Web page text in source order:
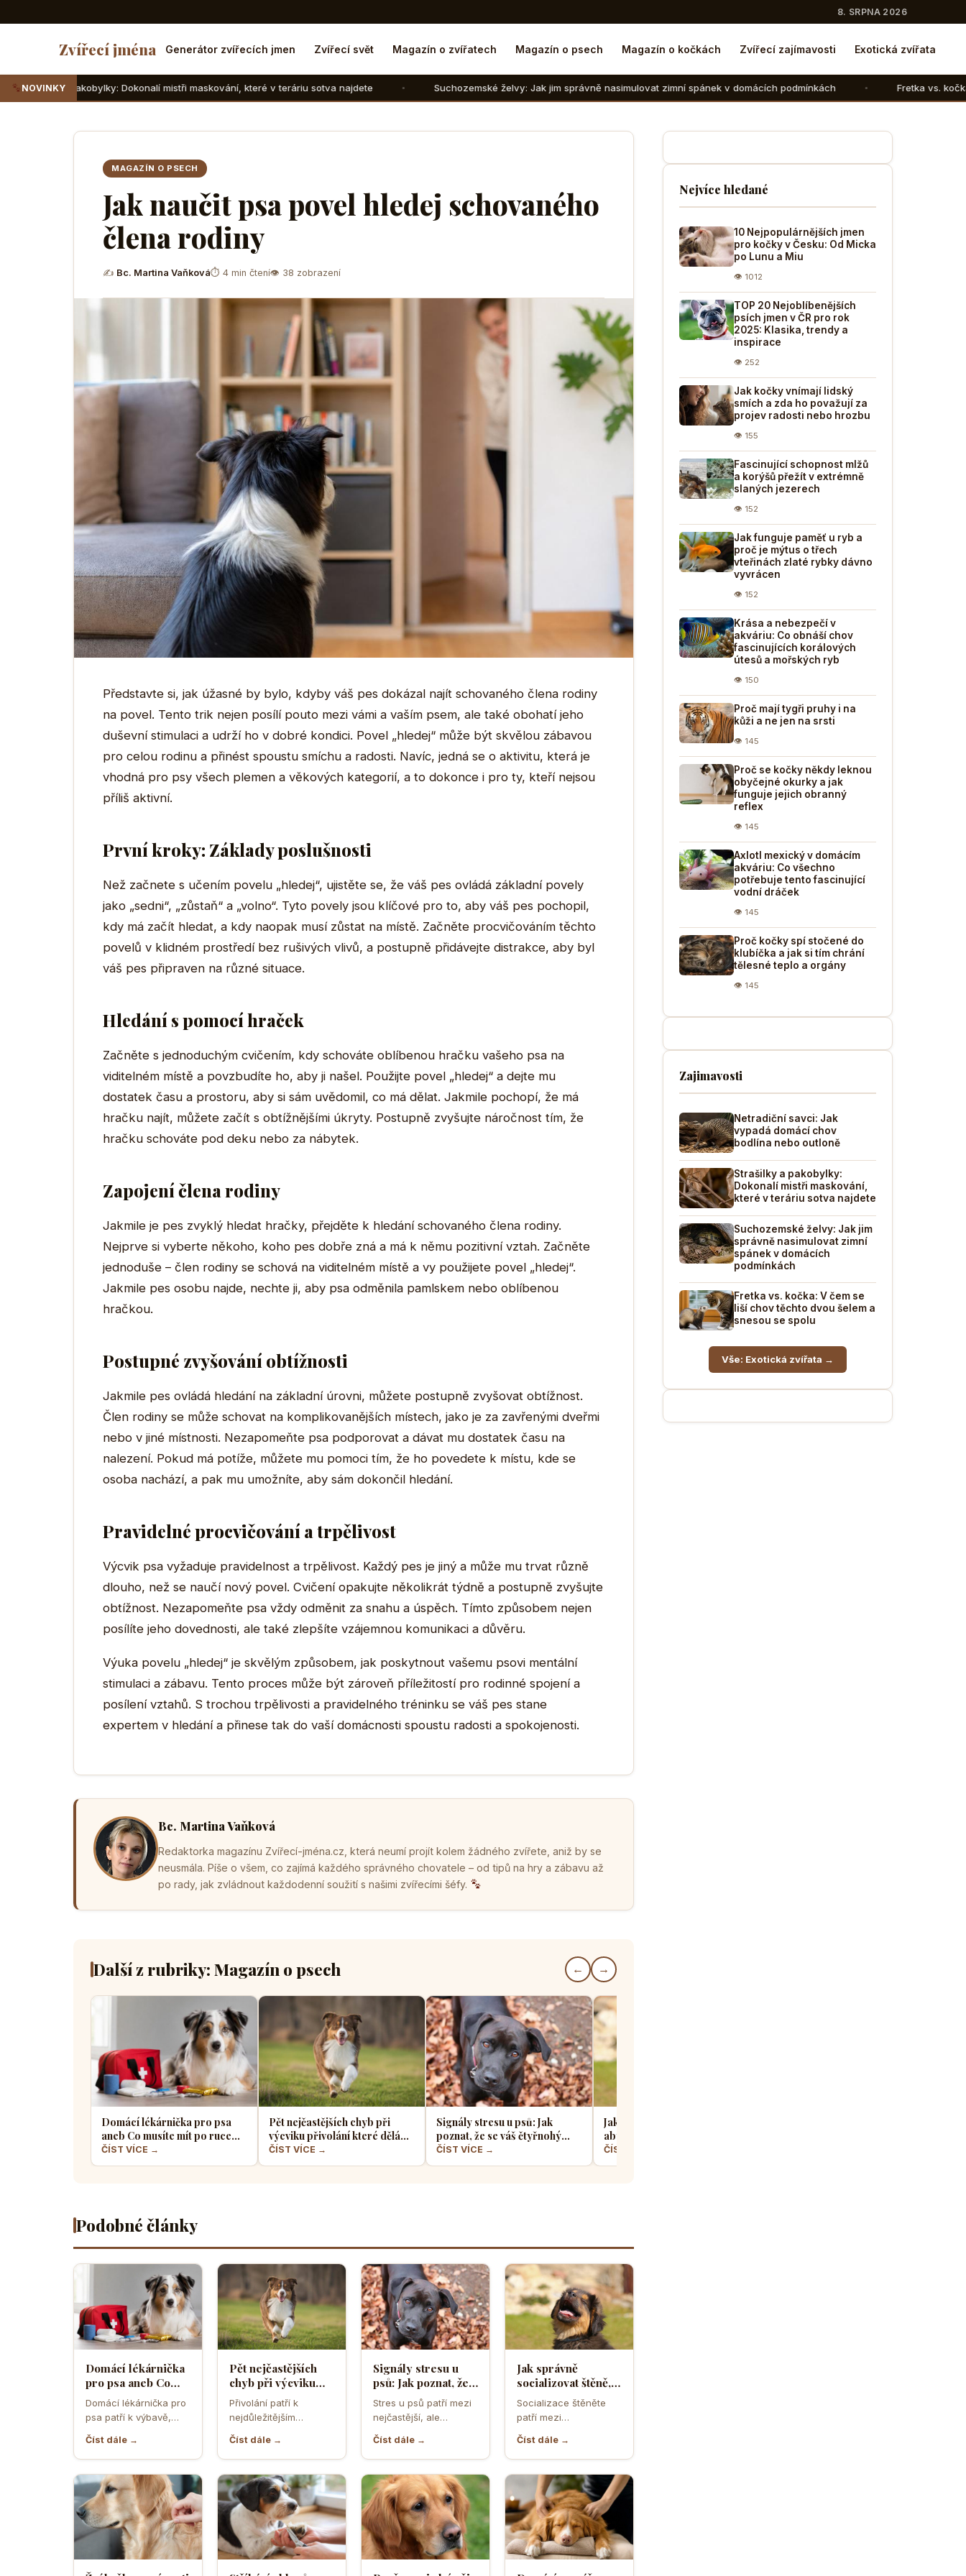
8. SRPNA 2026
Zvířecí jména Generátor zvířecích jmen Zvířecí svět Magazín o zvířatech Magazín o psech Magazín o kočkách Zvířecí zajímavosti Exotická zvířata
NOVINKY
Dokonalí mistři maskování, které v teráriu sotva najdete Suchozemské želvy: Jak jim správně nasimulovat zimní spánek v domácích podmínkách Fretka vs. kočka: V čem se liší
MAGAZÍN O PSECH
Jak naučit psa povel hledej schovaného
člena rodiny
✍ Bc. Martina Vaňková⏱ 4 min čtení👁 38 zobrazení
Představte si, jak úžasné by bylo, kdyby váš pes dokázal najít schovaného člena rodiny
na povel. Tento trik nejen posílí pouto mezi vámi a vaším psem, ale také obohatí jeho
duševní stimulaci a udrží ho v dobré kondici. Povel „hledej“ může být skvělou zábavou
pro celou rodinu a přinést spoustu smíchu a radosti. Navíc, jedná se o aktivitu, která je
vhodná pro psy všech plemen a věkových kategorií, a to dokonce i pro ty, kteří nejsou
příliš aktivní.
První kroky: Základy poslušnosti
Než začnete s učením povelu „hledej“, ujistěte se, že váš pes ovládá základní povely
jako „sedni“, „zůstaň“ a „volno“. Tyto povely jsou klíčové pro to, aby váš pes pochopil,
kdy má začít hledat, a kdy naopak musí zůstat na místě. Začněte procvičováním těchto
povelů v klidném prostředí bez rušivých vlivů, a postupně přidávejte distrakce, aby byl
váš pes připraven na různé situace.
Hledání s pomocí hraček
Začněte s jednoduchým cvičením, kdy schováte oblíbenou hračku vašeho psa na
viditelném místě a povzbudíte ho, aby ji našel. Použijte povel „hledej“ a dejte mu
dostatek času a prostoru, aby si sám uvědomil, co má dělat. Jakmile pochopí, že má
hračku najít, můžete začít s obtížnějšími úkryty. Postupně zvyšujte náročnost tím, že
hračku schováte pod deku nebo za nábytek.
Zapojení člena rodiny
Jakmile je pes zvyklý hledat hračky, přejděte k hledání schovaného člena rodiny.
Nejprve si vyberte někoho, koho pes dobře zná a má k němu pozitivní vztah. Začněte
jednoduše – člen rodiny se schová na viditelném místě a vy použijete povel „hledej“.
Jakmile pes osobu najde, nechte ji, aby psa odměnila pamlskem nebo oblíbenou
hračkou.
Postupné zvyšování obtížnosti
Jakmile pes ovládá hledání na základní úrovni, můžete postupně zvyšovat obtížnost.
Člen rodiny se může schovat na komplikovanějších místech, jako je za zavřenými dveřmi
nebo v jiné místnosti. Nezapomeňte psa podporovat a dávat mu dostatek času na
nalezení. Pokud má potíže, můžete mu pomoci tím, že ho povedete k místu, kde se
osoba nachází, a pak mu umožníte, aby sám dokončil hledání.
Pravidelné procvičování a trpělivost
Výcvik psa vyžaduje pravidelnost a trpělivost. Každý pes je jiný a může mu trvat různě
dlouho, než se naučí nový povel. Cvičení opakujte několikrát týdně a postupně zvyšujte
obtížnost. Nezapomeňte psa vždy odměnit za snahu a úspěch. Tímto způsobem nejen
posílíte jeho dovednosti, ale také zlepšíte vzájemnou komunikaci a důvěru.
Výuka povelu „hledej“ je skvělým způsobem, jak poskytnout vašemu psovi mentální
stimulaci a zábavu. Tento proces může být zároveň příležitostí pro rodinné spojení a
posílení vztahů. S trochou trpělivosti a pravidelného tréninku se váš pes stane
expertem v hledání a přinese tak do vaší domácnosti spoustu radosti a spokojenosti.
Bc. Martina Vaňková
Redaktorka magazínu Zvířecí-jména.cz, která neumí projít kolem žádného zvířete, aniž by se
neusmála. Píše o všem, co zajímá každého správného chovatele – od tipů na hry a zábavu až
po rady, jak zvládnout každodenní soužití s našimi zvířecími šéfy.
Další z rubriky: Magazín o psech ← →
Domácí lékárnička pro psa
aneb Co musíte mít po ruce
pro případ nouze
ČÍST VÍCE →
Pět nejčastějších chyb při
výcviku přivolání které dělá
většina pejskařů
ČÍST VÍCE →
Signály stresu u psů: Jak
poznat, že se váš čtyřnohý
přítel necítí komfortně
ČÍST VÍCE →
Jak správně socializovat štěně,
aby z něj vyrostl sebevědomý
a klidný pes
ČÍST VÍCE →
Podobné články
Domácí lékárnička
pro psa aneb Co
musíte mít po ruce
pro případ nouze
Domácí lékárnička pro
psa patří k výbavě,
rozhodující chvíli
ušetřit čas,…
Číst dále →
Pět nejčastějších
chyb při výcviku
přivolání které dělá
většina pejskařů
Přivolání patří k
nejdůležitějším
protože rozhoduje o
bezpečí, pohodě i o
tom,…
Číst dále →
Signály stresu u
psů: Jak poznat, že
se váš čtyřnohý
přítel necítí
komfortně
Stres u psů patří mezi
nejčastější, ale
nejpodceňovanější
problémy každodenní
péče. Může se…
Číst dále →
Jak správně
socializovat štěně,
aby z něj vyrostl
sebevědomý a
klidný pes
Socializace štěněte
patří mezi
prvních měsíců života.
Právě v tomto období
se…
Číst dále →
Nejvíce hledané
10 Nejpopulárnějších jmen
pro kočky v Česku: Od Micka
po Lunu a Miu
👁 1012
TOP 20 Nejoblíbenějších
psích jmen v ČR pro rok
2025: Klasika, trendy a
inspirace
👁 252
Jak kočky vnímají lidský
smích a zda ho považují za
projev radosti nebo hrozbu
👁 155
Fascinující schopnost mlžů
a korýšů přežít v extrémně
slaných jezerech
👁 152
Jak funguje paměť u ryb a
proč je mýtus o třech
vteřinách zlaté rybky dávno
vyvrácen
👁 152
Krása a nebezpečí v
akváriu: Co obnáší chov
fascinujících korálových
útesů a mořských ryb
👁 150
Proč mají tygři pruhy i na
kůži a ne jen na srsti
👁 145
Proč se kočky někdy leknou
obyčejné okurky a jak
funguje jejich obranný
reflex
👁 145
Axlotl mexický v domácím
akváriu: Co všechno
potřebuje tento fascinující
vodní dráček
👁 145
Proč kočky spí stočené do
klubíčka a jak si tím chrání
tělesné teplo a orgány
👁 145
Zajimavosti
Netradiční savci: Jak
vypadá domácí chov
bodlína nebo outloně
Strašilky a pakobylky:
Dokonalí mistři maskování,
které v teráriu sotva najdete
Suchozemské želvy: Jak jim
správně nasimulovat zimní
spánek v domácích
podmínkách
Fretka vs. kočka: V čem se
liší chov těchto dvou šelem a
snesou se spolu
Vše: Exotická zvířata →